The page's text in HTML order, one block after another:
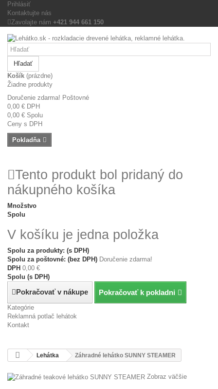
Prihlásiť
Kontaktujte nás
Zavolajte nám +421 944 661 150
Hľadať
Košík (prázdne)
Žiadne produkty
Doručenie zdarma! Poštovné
0,00 € DPH
0,00 € Spolu
Ceny s DPH
Pokladňa
Tento produkt bol pridaný do
nákupného košíka
Množstvo
Spolu
V košíku je jedna položka
Spolu za produkty: (s DPH)
Spolu za poštovné: (bez DPH) Doručenie zdarma!
DPH 0,00 €
Spolu (s DPH)
Pokračovať v nákupe Pokračovať k pokladni
Kategórie
Reklamná potlač lehátok
Kontakt
Lehátka Záhradné lehátko SUNNY STEAMER
Zobraz väčšie